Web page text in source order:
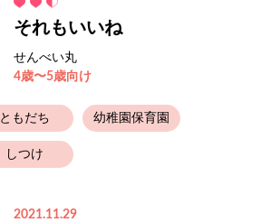
それもいいね
せんべい丸
4歳〜5歳向け
ともだち 幼稚園保育園
しつけ
2021.11.29